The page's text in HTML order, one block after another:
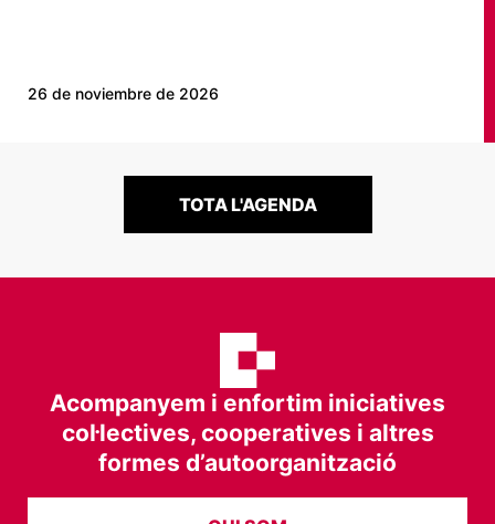
TOTA L'AGENDA
26 de noviembre de 2026
Acompanyem i enfortim iniciatives
col·lectives, cooperatives i altres
formes d’autoorganització